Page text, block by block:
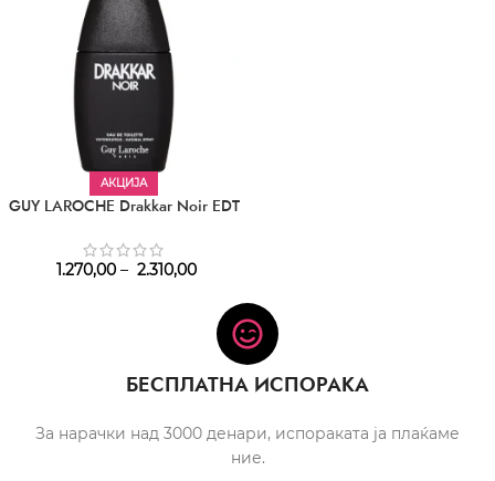
АКЦИЈА
GUY LAROCHE Drakkar Noir EDT
1.270,00 – 2.310,00
БЕСПЛАТНА ИСПОРАКА
За нарачки над 3000 денари, испораката ја плаќаме
ние.